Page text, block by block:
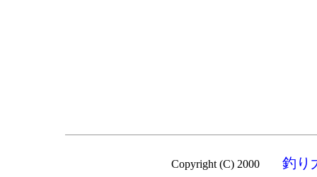
Copyright (C) 2000 釣り